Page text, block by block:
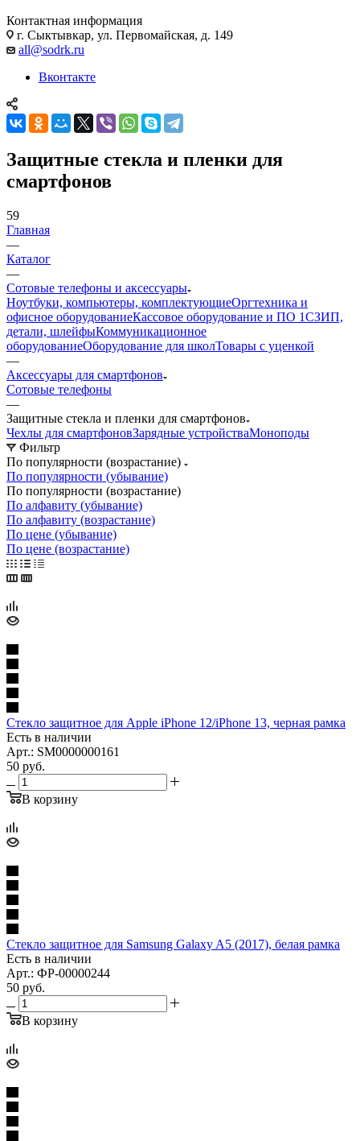
Контактная информация
г. Сыктывкар, ул. Первомайская, д. 149
all@sodrk.ru
Вконтакте
Защитные стекла и пленки для
смартфонов
59
Главная
—
Каталог
—
Сотовые телефоны и аксессуары
Ноутбуки, компьютеры, комплектующиеОргтехника и
офисное оборудованиеКассовое оборудование и ПО 1СЗИП,
детали, шлейфыКоммуникационное
оборудованиеОборудование для школТовары с уценкой
—
Аксессуары для смартфонов
Сотовые телефоны
—
Защитные стекла и пленки для смартфонов
Чехлы для смартфоновЗарядные устройстваМоноподы
Фильтр
По популярности (возрастание)
По популярности (убывание)
По популярности (возрастание)
По алфавиту (убывание)
По алфавиту (возрастание)
По цене (убывание)
По цене (возрастание)
Стекло защитное для Apple iPhone 12/iPhone 13, черная рамка
Есть в наличии
Арт.: SM0000000161
50 руб.
В корзину
Стекло защитное для Samsung Galaxy A5 (2017), белая рамка
Есть в наличии
Арт.: ФР-00000244
50 руб.
В корзину